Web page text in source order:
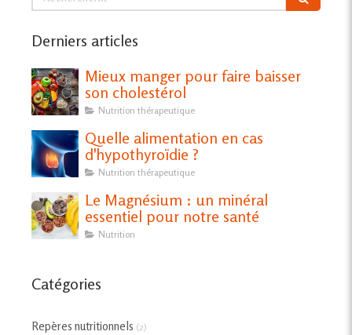
Derniers articles
Mieux manger pour faire baisser
son cholestérol
Nutrition thérapeutique
Quelle alimentation en cas
d'hypothyroïdie ?
Nutrition thérapeutique
Le Magnésium : un minéral
essentiel pour notre santé
Nutrition
Catégories
Repères nutritionnels (2)